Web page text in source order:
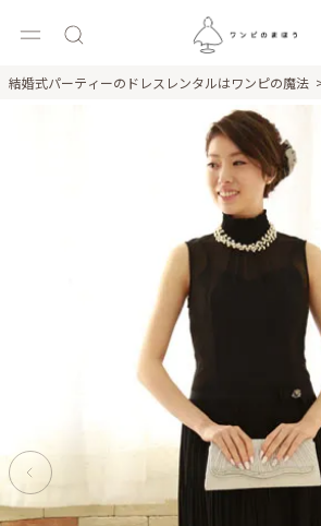
結婚式パーティーのドレスレンタルはワンピの魔法